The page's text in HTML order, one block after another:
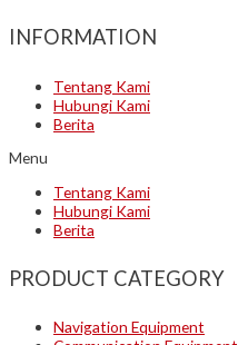
INFORMATION
Tentang Kami
Hubungi Kami
Berita
Menu
Tentang Kami
Hubungi Kami
Berita
PRODUCT CATEGORY
Navigation Equipment